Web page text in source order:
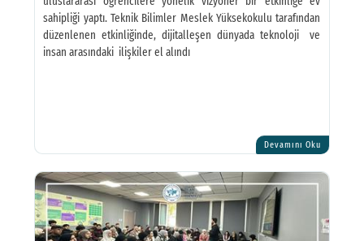
sahipliği yaptı. Teknik Bilimler Meslek Yüksekokulu tarafından
düzenlenen etkinliğinde, dijitalleşen dünyada teknoloji ve
insan arasındaki ilişkiler el alındı
Devamını Oku